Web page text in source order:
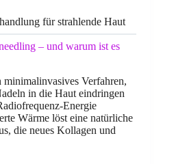
– und warum ist es
Verfahren,
in die Haut eindringen
Energie
Wärme löst eine natürliche
die neues Kollagen und